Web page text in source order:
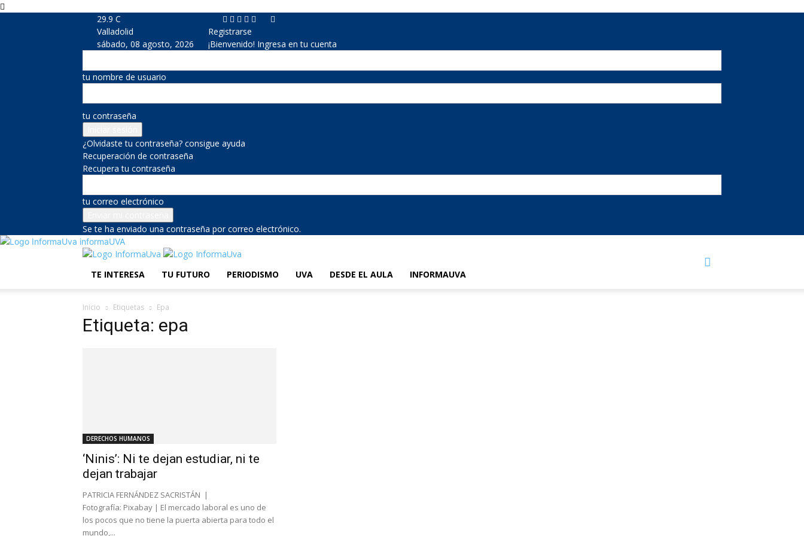
29.9 C
Valladolid
sábado, 08 agosto, 2026
Registrarse
¡Bienvenido! Ingresa en tu cuenta
tu nombre de usuario
tu contraseña
¿Olvidaste tu contraseña? consigue ayuda
Recuperación de contraseña
Recupera tu contraseña
tu correo electrónico
Se te ha enviado una contraseña por correo electrónico.
informaUVA
TE INTERESA TU FUTURO PERIODISMO UVA DESDE EL AULA INFORMAUVA
Inicio Etiquetas Epa
Etiqueta: epa
DERECHOS HUMANOS
‘Ninis’: Ni te dejan estudiar, ni te
dejan trabajar
PATRICIA FERNÁNDEZ SACRISTÁN |
Fotografía: Pixabay | El mercado laboral es uno de
los pocos que no tiene la puerta abierta para todo el
mundo,...